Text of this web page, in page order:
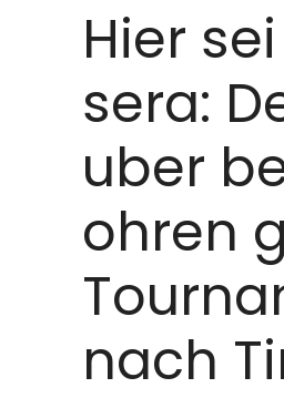
Hier sei
sera:
uber
ohren
nach